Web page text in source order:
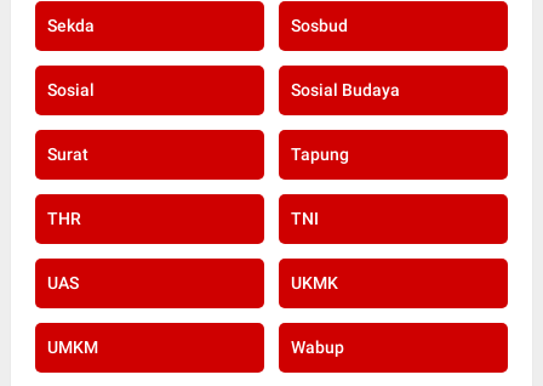
Sekda Sosbud
Sosial Sosial Budaya
Surat Tapung
THR TNI
UAS UKMK
UMKM Wabup